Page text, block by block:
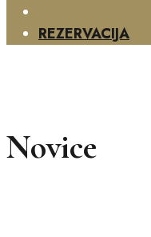
REZERVACIJA
Novice